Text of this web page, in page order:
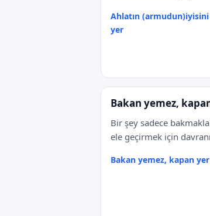
Ahlatın (armudun)iyisini
yer
Bakan yemez,
Bir şey sadece
ele geçirmek için
Bakan yemez, kapan yer